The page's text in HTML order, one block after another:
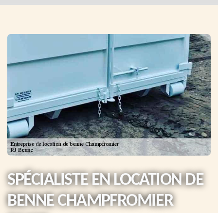
SPÉCIALISTE EN LOCATION DE
BENNE CHAMPFROMIER